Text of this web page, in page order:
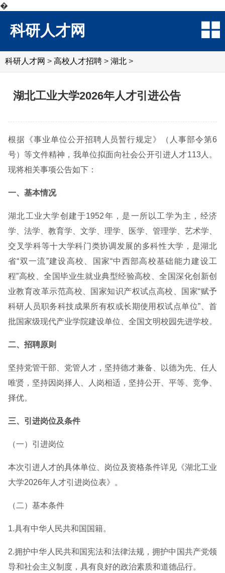
�
科研人才网
科研人才网 > 高校人才招聘 > 湖北 >
湖北工业大学2026年人才引进公告
根据《事业单位公开招聘人员暂行规定》（人事部令第6
号）等文件精神，我单位拟面向社会公开引进人才113人。
现将相关事项公告如下：
一、基本情况
湖北工业大学创建于1952年，是一所以工学为主，经济
学、法学、教育学、文学、理学、医学、管理学、艺术学、
交叉学科等十大学科门类协调发展的多科性大学，是湖北
省“双一流”建设高校、国家“中西部高校基础能力建设工
程”高校、全国毕业生就业典型经验高校、全国深化创新创
业教育改革示范高校、国家知识产权试点高校、国家“赋予
科研人员职务科技成果所有权或长期使用权试点单位”、首
批国家级现代产业学院建设单位、全国文明校园先进学校。
二、招聘原则
坚持党管干部、党管人才，坚持德才兼备、以德为先、任人
唯贤，坚持因岗择人、人岗相适，坚持公开、平等、竞争、
择优。
三、引进岗位及条件
（一）引进岗位
本次引进人才的具体单位、岗位及资格条件详见《湖北工业
大学2026年人才引进岗位表》。
（二）基本条件
1.具有中华人民共和国国籍。
2.拥护中华人民共和国宪法和法律法规，拥护中国共产党领
导和社会主义制度，具有良好的政治素质和道德品行。